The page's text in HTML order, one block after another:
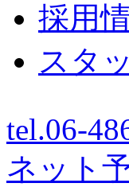
採用
スタ
tel.06-
ネット